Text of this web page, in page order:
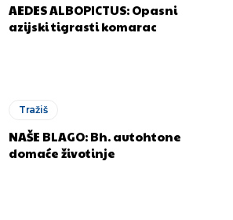
AEDES ALBOPICTUS: Opasni
azijski tigrasti komarac
Tražiš
NAŠE BLAGO: Bh. autohtone
domaće životinje